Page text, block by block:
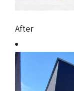
After